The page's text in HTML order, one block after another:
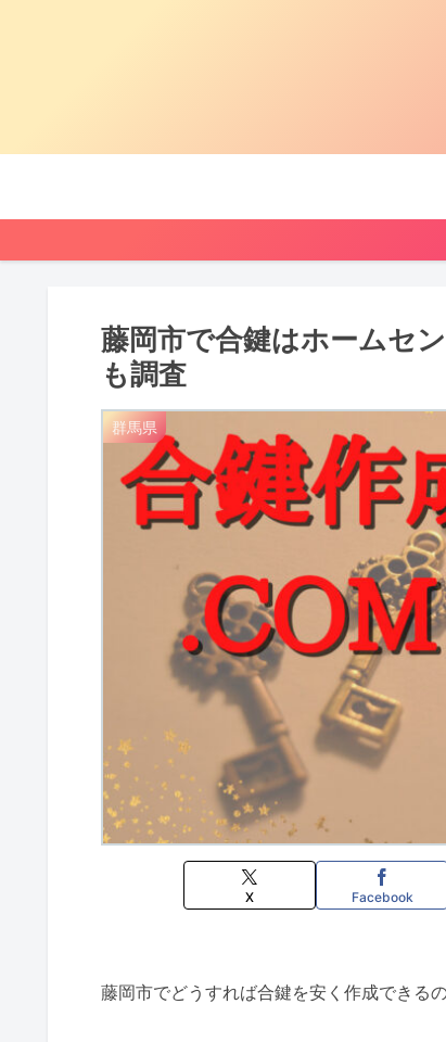
藤岡市で合鍵はホームセ
も調査
群馬県
X Facebook
藤岡市でどうすれば合鍵を安く作成できる